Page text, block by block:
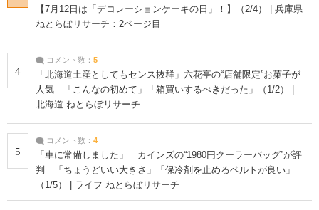
【7月12日は「デコレーションケーキの日」！】（2/4） | 兵庫県
ねとらぼリサーチ：2ページ目
4
コメント数： 5
「北海道土産としてもセンス抜群」六花亭の“店舗限定”お菓子が
人気 「こんなの初めて」「箱買いするべきだった」（1/2） |
北海道 ねとらぼリサーチ
5
コメント数： 4
「車に常備しました」 カインズの“1980円クーラーバッグ”が評
判 「ちょうどいい大きさ」「保冷剤を止めるベルトが良い」
（1/5） | ライフ ねとらぼリサーチ